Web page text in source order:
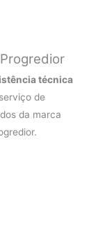
técnica
de
da marca